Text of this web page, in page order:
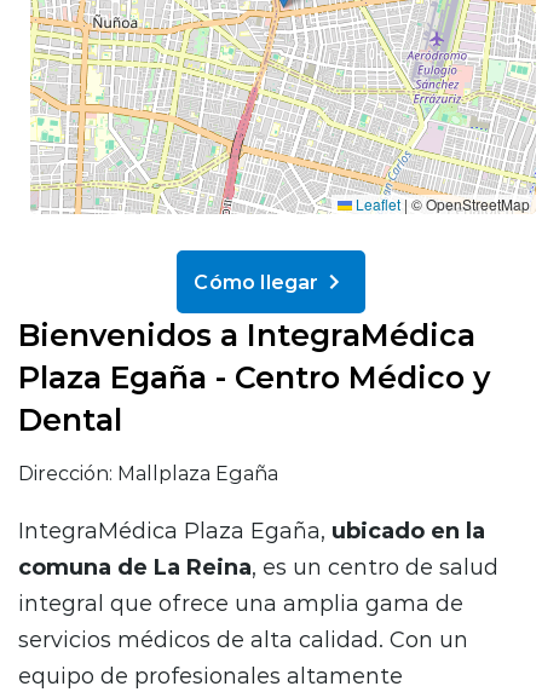
Bienvenidos a IntegraMédica
Plaza Egaña - Centro Médico y
Dental
Dirección: Mallplaza Egaña
IntegraMédica Plaza Egaña, ubicado en la
comuna de La Reina, es un centro de salud
integral que ofrece una amplia gama de
servicios médicos de alta calidad. Con un
equipo de profesionales altamente
Leaflet | © OpenStreetMap
Cómo llegar